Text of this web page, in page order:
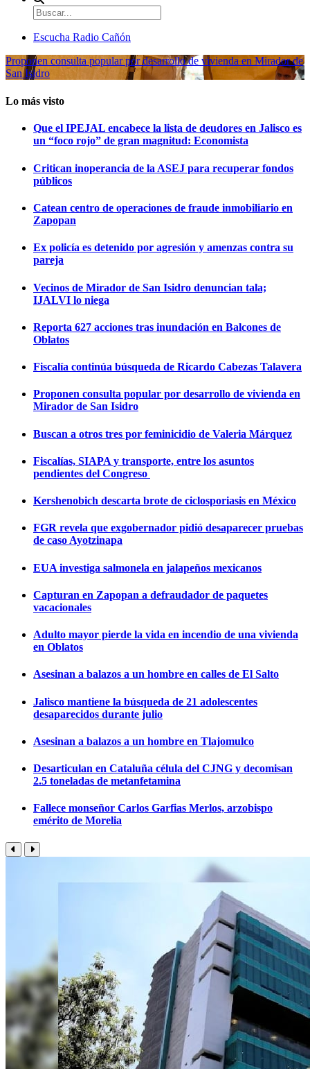
Escucha Radio Cañón
Proponen consulta popular por desarrollo de vivienda en Mirador de
San Isidro
Lo más visto
Que el IPEJAL encabece la lista de deudores en Jalisco es
un “foco rojo” de gran magnitud: Economista
Critican inoperancia de la ASEJ para recuperar fondos
públicos
Catean centro de operaciones de fraude inmobiliario en
Zapopan
Ex policía es detenido por agresión y amenzas contra su
pareja
Vecinos de Mirador de San Isidro denuncian tala;
IJALVI lo niega
Reporta 627 acciones tras inundación en Balcones de
Oblatos
Fiscalía continúa búsqueda de Ricardo Cabezas Talavera
Proponen consulta popular por desarrollo de vivienda en
Mirador de San Isidro
Buscan a otros tres por feminicidio de Valeria Márquez
Fiscalías, SIAPA y transporte, entre los asuntos
pendientes del Congreso
Kershenobich descarta brote de ciclosporiasis en México
FGR revela que exgobernador pidió desaparecer pruebas
de caso Ayotzinapa
EUA investiga salmonela en jalapeños mexicanos
Capturan en Zapopan a defraudador de paquetes
vacacionales
Adulto mayor pierde la vida en incendio de una vivienda
en Oblatos
Asesinan a balazos a un hombre en calles de El Salto
Jalisco mantiene la búsqueda de 21 adolescentes
desaparecidos durante julio
Asesinan a balazos a un hombre en Tlajomulco
Desarticulan en Cataluña célula del CJNG y decomisan
2.5 toneladas de metanfetamina
Fallece monseñor Carlos Garfias Merlos, arzobispo
emérito de Morelia